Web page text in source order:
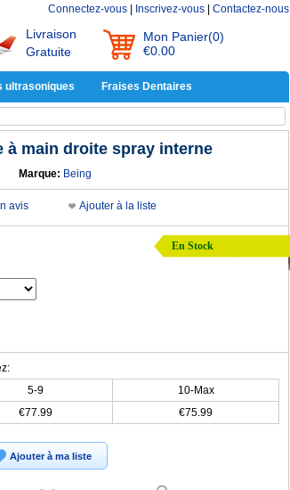
Connectez-vous Inscrivez-vous Contactez-nous
Livraison
Gratuite
Mon Panier(0)
€0.00
ultrasoniques Fraises Dentaires
à main droite spray interne
Marque: Being
avis Ajouter à la liste
En Stock
5-9
10-Max
€77.99 €75.99
Ajouter à ma liste